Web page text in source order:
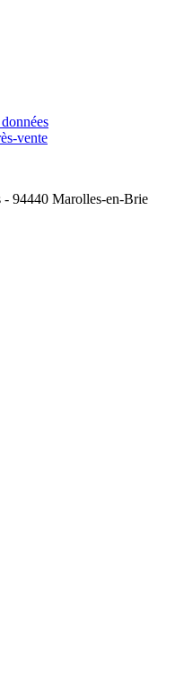
vente
- 94440 Marolles-en-Brie